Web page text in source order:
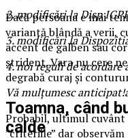
2. modificări la Disp
3. modificări la
4. noi reguli de acordare
Vă mulțumesc
Probabil, ultimul cuvânt
”criteriile” dar observăm
Dacă persoana e mai
variantă blândă a verii,
accent de galben sau
strident. Vara nu cere
degrabă curaj și
Toamna, când
calde